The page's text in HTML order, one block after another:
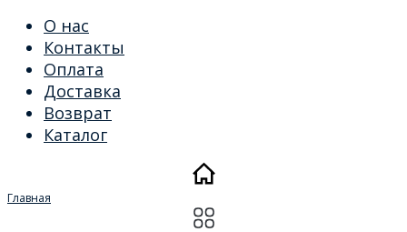
О нас
Контакты
Оплата
Доставка
Возврат
Каталог
Главная